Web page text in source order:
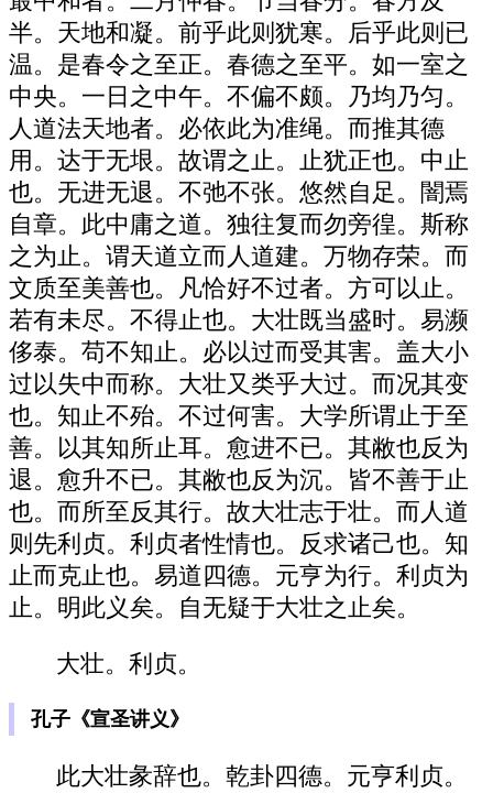
半。天地和凝。前乎此则犹寒。后乎此则已
温。是春令之至正。春德之至平。如一室之
中央。一日之中午。不偏不颇。乃均乃匀。
人道法天地者。必依此为准绳。而推其德
用。达于无垠。故谓之止。止犹正也。中止
也。无进无退。不弛不张。悠然自足。闇焉
自章。此中庸之道。独往复而勿旁徨。斯称
之为止。谓天道立而人道建。万物存荣。而
文质至美善也。凡恰好不过者。方可以止。
若有未尽。不得止也。大壮既当盛时。易濒
侈泰。苟不知止。必以过而受其害。盖大小
过以失中而称。大壮又类乎大过。而况其变
也。知止不殆。不过何害。大学所谓止于至
善。以其知所止耳。愈进不已。其敝也反为
退。愈升不已。其敝也反为沉。皆不善于止
也。而所至反其行。故大壮志于壮。而人道
则先利贞。利贞者性情也。反求诸己也。知
止而克止也。易道四德。元亨为行。利贞为
止。明此义矣。自无疑于大壮之止矣。
大壮。利贞。
孔子《宣圣讲义》
此大壮彖辞也。乾卦四德。元亨利贞。